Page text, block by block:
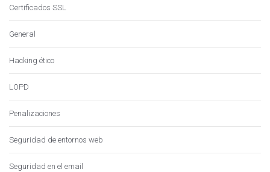
Certificados SSL
General
Hacking ético
LOPD
Penalizaciones
Seguridad de entornos web
Seguridad en el email